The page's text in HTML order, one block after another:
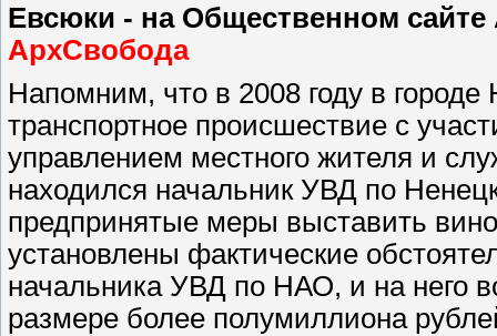
Евсюки - на Общественном сайте
АрхСвобода
Напомним, что в 2008 году в
транспортное происшествие с
управлением местного жителя и
находился начальник УВД по
предпринятые меры выставить
установлены фактические
начальника УВД по НАО, и на него
размере более полумиллиона